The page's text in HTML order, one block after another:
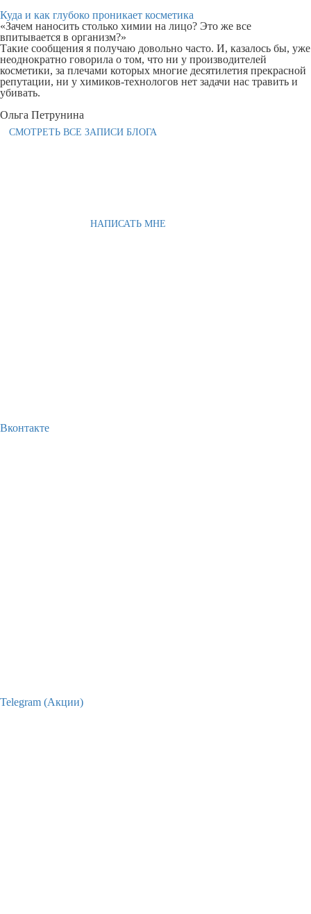
Куда и как глубоко проникает косметика
«Зачем наносить столько химии на лицо? Это же все
впитывается в организм?»
Такие сообщения я получаю довольно часто. И, казалось бы, уже
неоднократно говорила о том, что ни у производителей
косметики, за плечами которых многие десятилетия прекрасной
репутации, ни у химиков-технологов нет задачи нас травить и
убивать.
Ольга Петрунина
СМОТРЕТЬ ВСЕ ЗАПИСИ БЛОГА
НАПИСАТЬ МНЕ
Вконтакте
Telegram (Акции)